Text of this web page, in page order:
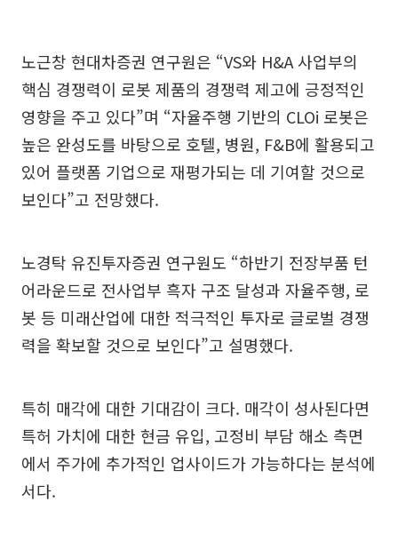
노근창 현대차증권 연구원은 “VS와 H&A 사업부의
핵심 경쟁력이 로봇 제품의 경쟁력 제고에 긍정적인
영향을 주고 있다”며 “자율주행 기반의 CLOi 로봇은
높은 완성도를 바탕으로 호텔, 병원, F&B에 활용되고
있어 플랫폼 기업으로 재평가되는 데 기여할 것으로
보인다”고 전망했다.
노경탁 유진투자증권 연구원도 “하반기 전장부품 턴
어라운드로 전사업부 흑자 구조 달성과 자율주행, 로
봇 등 미래산업에 대한 적극적인 투자로 글로벌 경쟁
력을 확보할 것으로 보인다”고 설명했다.
특히 매각에 대한 기대감이 크다. 매각이 성사된다면
특허 가치에 대한 현금 유입, 고정비 부담 해소 측면
에서 주가에 추가적인 업사이드가 가능하다는 분석에
서다.